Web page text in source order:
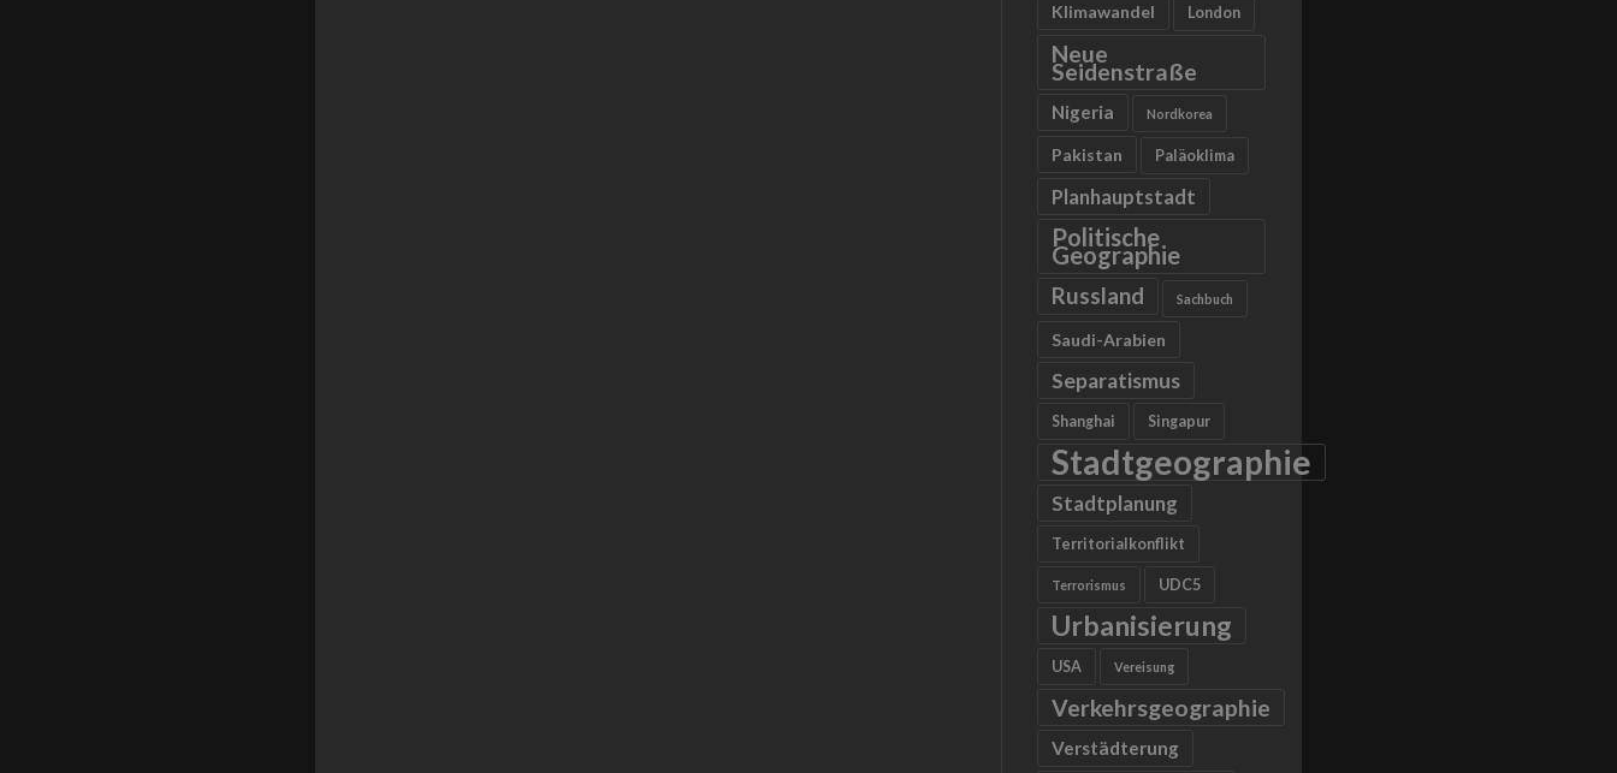
Klimawandel London
Neue
Seidenstraße
Nigeria Nordkorea
Pakistan Paläoklima
Planhauptstadt
Politische
Geographie
Russland Sachbuch
Saudi-Arabien
Separatismus
Shanghai Singapur
Stadtgeographie
Stadtplanung
Territorialkonflikt
Terrorismus UDC5
Urbanisierung
USA Vereisung
Verkehrsgeographie
Verstädterung